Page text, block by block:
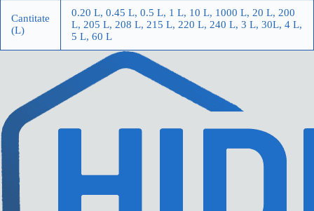
Cantitate
(L)
0.20 L, 0.45 L, 0.5 L, 1 L, 10 L, 1000 L, 20 L, 200
L, 205 L, 208 L, 215 L, 220 L, 240 L, 3 L, 30L, 4 L,
5 L, 60 L